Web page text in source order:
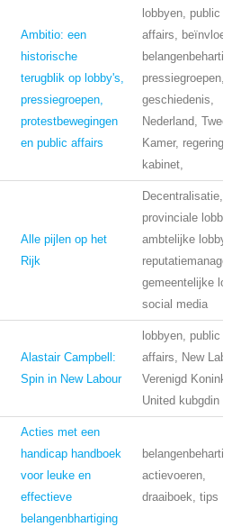
Ambitio: een
historische
terugblik op lobby's,
pressiegroepen,
protestbewegingen
en public affairs
lobbyen, public
affairs,
pressiegroepen,
geschiedenis,
Nederland, Tweede
Kamer, regering,
kabinet,
Alle pijlen op het
Rijk
Decentralisatie,
provinciale lobby,
ambtelijke lobby,
gemeentelijke
social media
Alastair Campbell:
Spin in New Labour
lobbyen, public
affairs, New
Verenigd
United kubgdin
Acties met een
handicap handboek
voor leuke en
effectieve
belangenbhartiging
actievoeren,
draaiboek, tips